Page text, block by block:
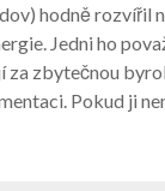
hodně rozvířil
Jedni ho
za zbytečnou
Pokud ji